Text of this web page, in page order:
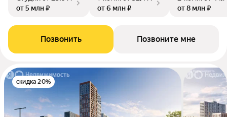
от 5 млн ₽
от 6 млн ₽
от 8 млн ₽
Позвонить Позвоните мне
скидка 20%